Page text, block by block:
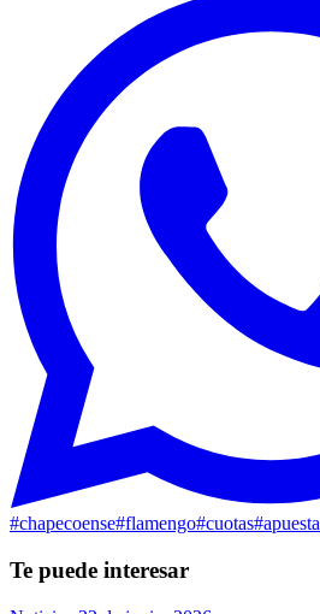
#chapecoense#flamengo#cuotas#
Te puede interesar